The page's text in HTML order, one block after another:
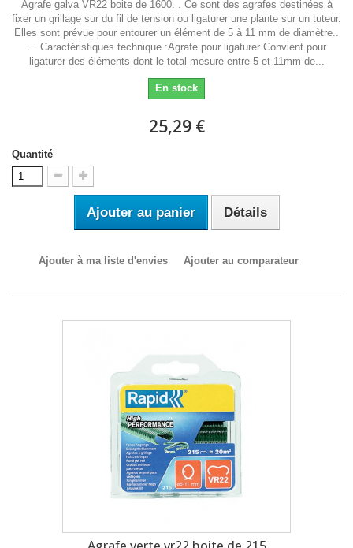
Agrafe galva VR22 boite de 1600. . Ce sont des agrafes destinées à
fixer un grillage sur du fil de tension ou ligaturer une plante sur un tuteur.
Elles sont prévue pour entourer un élément de 5 à 11 mm de diamètre..
. . Caractéristiques technique :Agrafe pour ligaturer Convient pour
ligaturer des éléments dont le total mesure entre 5 et 11mm de...
En stock
25,29 €
Quantité
Ajouter au panier Détails
Ajouter à ma liste d'envies Ajouter au comparateur